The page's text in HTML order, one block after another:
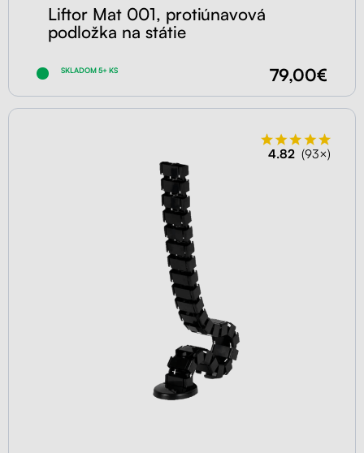
Liftor Mat 001, protiúnavová
podložka na státie
SKLADOM 5+ KS 79,00€
4.82 (93×)